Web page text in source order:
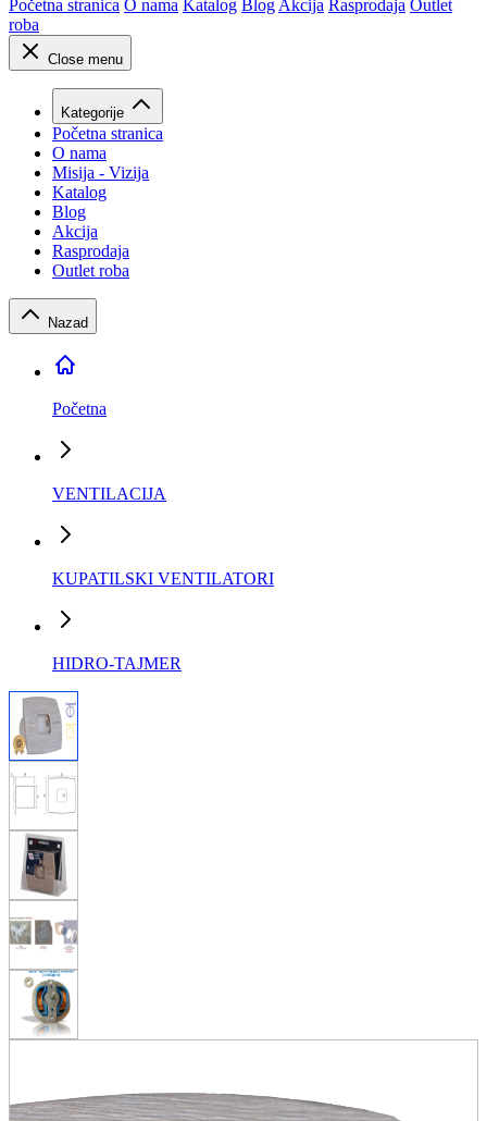
Početna stranica O nama Katalog Blog Akcija Rasprodaja Outlet
roba
Close menu
Kategorije
Početna stranica
O nama
Misija - Vizija
Katalog
Blog
Akcija
Rasprodaja
Outlet roba
Nazad
Početna
VENTILACIJA
KUPATILSKI VENTILATORI
HIDRO-TAJMER